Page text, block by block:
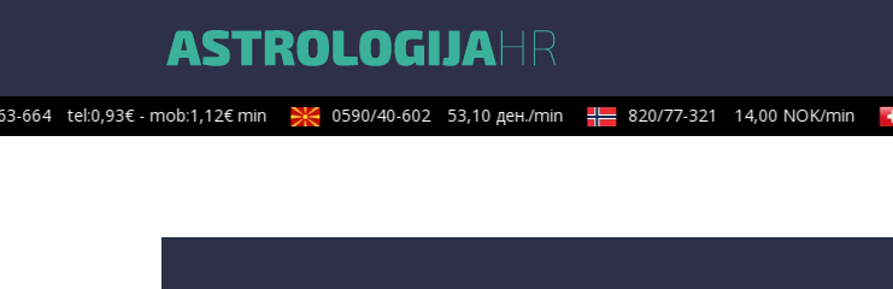
664 tel:0,93€ - mob:1,12€ min 0590/40-602 53,10 ден./min 820/77-321 14,00 NOK/min